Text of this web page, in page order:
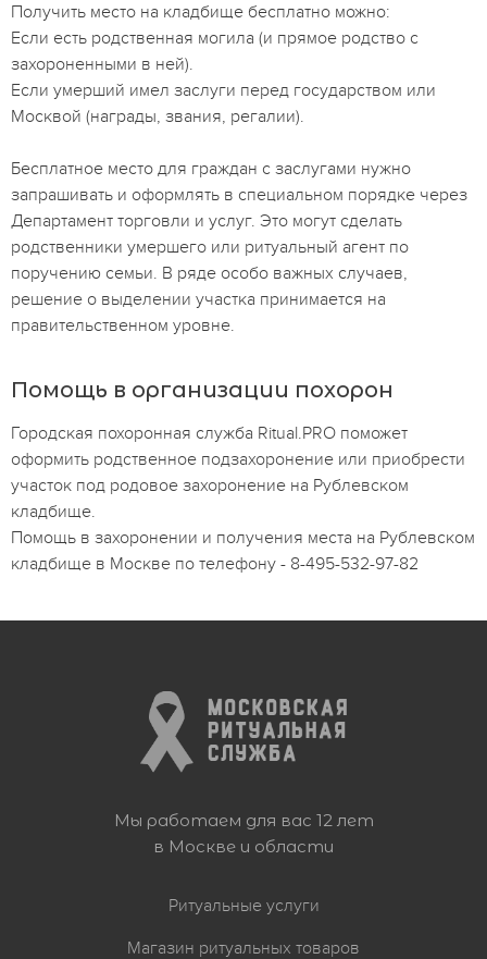
Получить место на кладбище бесплатно можно:
Если есть родственная могила (и прямое родство с
захороненными в ней).
Если умерший имел заслуги перед государством или
Москвой (награды, звания, регалии).
Бесплатное место для граждан с заслугами нужно
запрашивать и оформлять в специальном порядке через
Департамент торговли и услуг. Это могут сделать
родственники умершего или ритуальный агент по
поручению семьи. В ряде особо важных случаев,
решение о выделении участка принимается на
правительственном уровне.
Помощь в организации похорон
Городская похоронная служба Ritual.PRO поможет
оформить родственное подзахоронение или приобрести
участок под родовое захоронение на Рублевском
кладбище.
Помощь в захоронении и получения места на Рублевском
кладбище в Москве по телефону - 8-495-532-97-82
Мы работаем для вас 12 лет
в Москве и области
Ритуальные услуги
Магазин ритуальных товаров